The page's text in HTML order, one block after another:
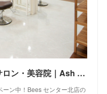
Bees センター北店｜ヘアサロン・美容院｜Ash オフィシャルサイト
ーン中！Bees センター北店の